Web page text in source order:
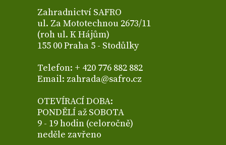
Zahradnictví SAFRO
ul. Za Mototechnou 2673/11
(roh ul. K Hájům)
155 00 Praha 5 - Stodůlky
Telefon: + 420 776 882 882
Email: zahrada@safro.cz
OTEVÍRACÍ DOBA:
PONDĚLÍ až SOBOTA
9 - 19 hodin (celoročně)
neděle zavřeno